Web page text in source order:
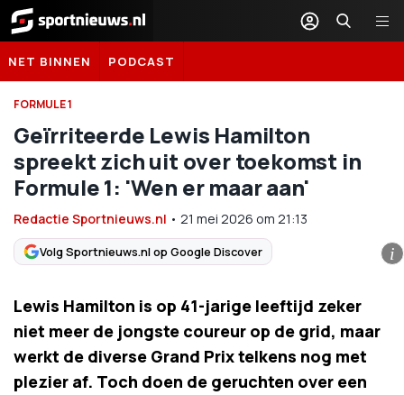
Sportnieuws.nl
NET BINNEN PODCAST
FORMULE 1
Geïrriteerde Lewis Hamilton
spreekt zich uit over toekomst in
Formule 1: 'Wen er maar aan'
Redactie Sportnieuws.nl • 21 mei 2026 om 21:13
Volg Sportnieuws.nl op Google Discover i
Lewis Hamilton is op 41-jarige leeftijd zeker
niet meer de jongste coureur op de grid, maar
werkt de diverse Grand Prix telkens nog met
plezier af. Toch doen de geruchten over een